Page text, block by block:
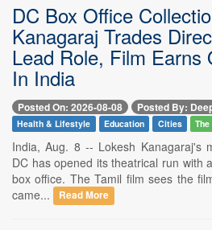
DC Box Office
Kanagaraj Trades
Lead Role, Film Earns
In India
Posted On: 2026-08-08 Posted By:
Health & Lifestyle Education Cities
India, Aug. 8 -- Lokesh Kanagaraj's
DC has opened its theatrical run with
box office. The Tamil film sees the
came...
Read More